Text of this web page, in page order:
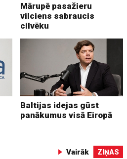
Mārupē pasažieru
vilciens sabraucis
cilvēku
Baltijas idejas gūst
panākumus visā Eiropā
Vairāk ZIŅAS